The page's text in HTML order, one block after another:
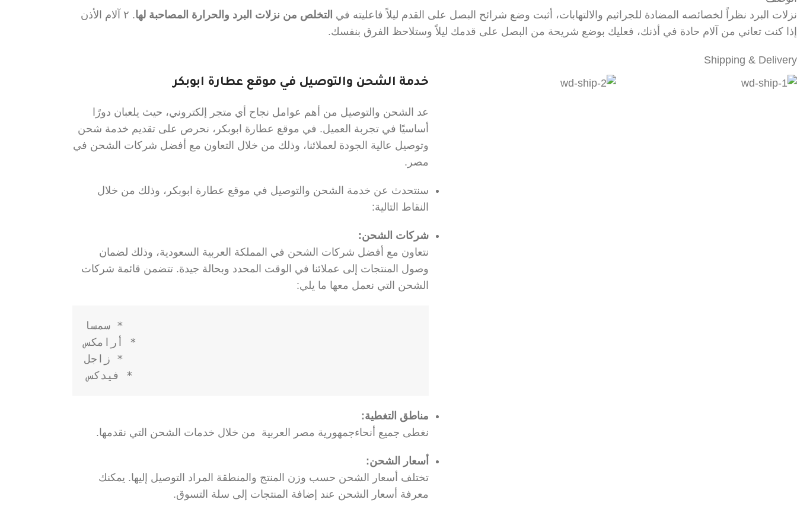
نزلات البرد نظراً لخصائصه المضادة للجراثيم والالتهابات، أثبت وضع شرائح البصل على القدم ليلاً فاعليته في التخلص من نزلات البرد والحرارة المصاحبة لها
. ٢ آلام الأذن
إذا كنت تعاني من آلام حادة في أذنك، فعليك بوضع شريحة من البصل على قدمك ليلاً وستلاحظ الفرق بنفسك.
Shipping & Delivery
خدمة الشحن والتوصيل في موقع عطارة ابوبكر
عد الشحن والتوصيل من أهم عوامل نجاح أي متجر إلكتروني، حيث يلعبان دورًا
أساسيًا في تجربة العميل. في موقع عطارة ابوبكر، نحرص على تقديم خدمة شحن
وتوصيل عالية الجودة لعملائنا، وذلك من خلال التعاون مع أفضل شركات الشحن في
مصر.
سنتحدث عن خدمة الشحن والتوصيل في موقع عطارة ابوبكر، وذلك من خلال
النقاط التالية:
شركات الشحن:
نتعاون مع أفضل شركات الشحن في المملكة العربية السعودية، وذلك لضمان
وصول المنتجات إلى عملائنا في الوقت المحدد وبحالة جيدة. تتضمن قائمة شركات
الشحن التي نعمل معها ما يلي:
* فيدكس
مناطق التغطية:
نغطى جميع أنحاءجمهورية مصر العربية من خلال خدمات الشحن التي نقدمها.
أسعار الشحن:
تختلف أسعار الشحن حسب وزن المنتج والمنطقة المراد التوصيل إليها. يمكنك
معرفة أسعار الشحن عند إضافة المنتجات إلى سلة التسوق.